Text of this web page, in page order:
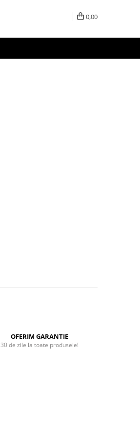
0,00
OFERIM GARANTIE
30 de zile la toate produsele!